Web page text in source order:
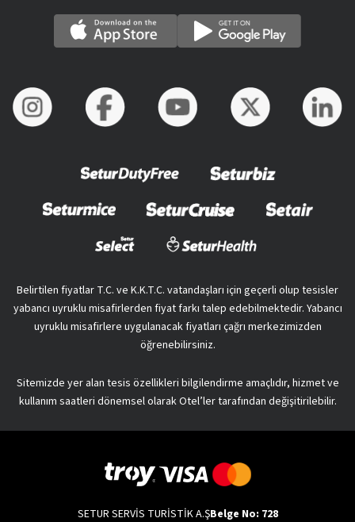
Belirtilen fiyatlar T.C. ve K.K.T.C. vatandaşları için geçerli olup tesisler
yabancı uyruklu misafirlerden fiyat farkı talep edebilmektedir. Yabancı
uyruklu misafirlere uygulanacak fiyatları çağrı merkezimizden
öğrenebilirsiniz.
Sitemizde yer alan tesis özellikleri bilgilendirme amaçlıdır, hizmet ve
kullanım saatleri dönemsel olarak Otel’ler tarafından değişitirilebilir.
SETUR SERVİS TURİSTİK A.ŞBelge No: 728